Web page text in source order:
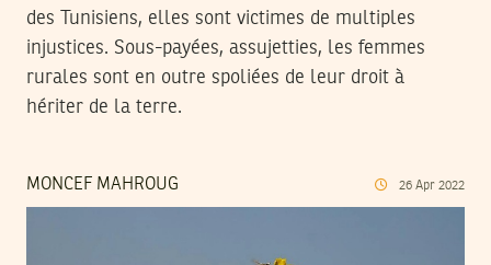
des Tunisiens, elles sont victimes de multiples
injustices. Sous-payées, assujetties, les femmes
rurales sont en outre spoliées de leur droit à
hériter de la terre.
MONCEF MAHROUG 26 Apr 2022